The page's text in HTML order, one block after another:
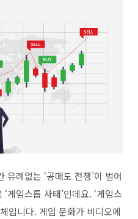
유례없는 ‘공매도 전쟁’이 벌어
‘게임스톱 사태’인데요. ‘게임스
입니다. 게임 문화가 비디오에